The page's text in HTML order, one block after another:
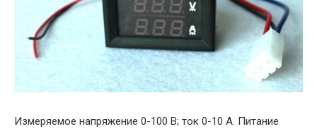
Измеряемое напряжение 0-100 В; ток 0-10 А. Питание